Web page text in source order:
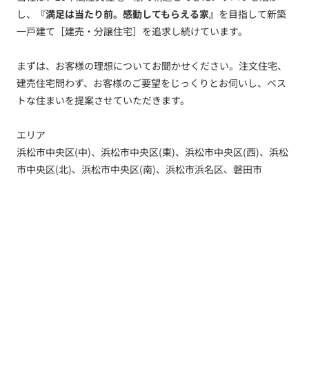
し、
『満足は当たり前。感動してもらえる家』 を目指して新築
一戸建て［建売・分譲住宅］を追求し続けています。
まずは、お客様の理想についてお聞かせください。注文住宅、
建売住宅問わず、お客様のご要望をじっくりとお伺いし、ベス
トな住まいを提案させていただきます。
エリア
浜松市中央区(中)、浜松市中央区(東)、浜松市中央区(西)、浜松
市中央区(北)、浜松市中央区(南)、浜松市浜名区、磐田市